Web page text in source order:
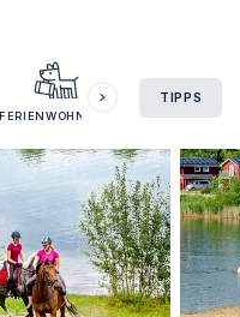
FERIENWOHNUNG
TIPPS